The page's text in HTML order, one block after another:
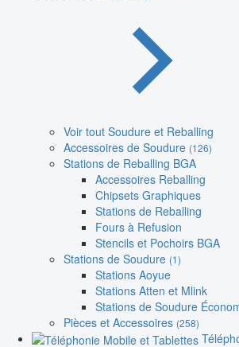
Voir tout Soudure et Reballing
Accessoires de Soudure (126)
Stations de Reballing BGA
Accessoires Reballing
Chipsets Graphiques
Stations de Reballing
Fours à Refusion
Stencils et Pochoirs BGA
Stations de Soudure (1)
Stations Aoyue
Stations Atten et Mlink
Stations de Soudure
Pièces et Accessoires (258)